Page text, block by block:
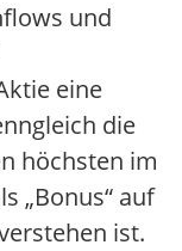
und
eine
die
höchsten im
„Bonus“ auf
ist.